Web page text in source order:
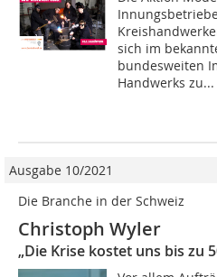
sich im
bundesweiten
Handwerks zu...
Ausgabe 10/2021
Die Branche in der Schweiz
Christoph Wyler
„Die Krise kostet uns bis zu